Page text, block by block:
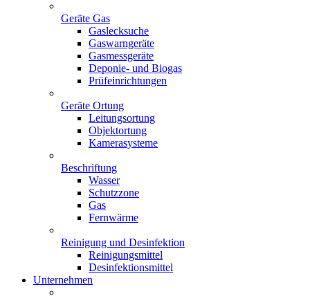
Geräte Gas
Gaslecksuche
Gaswarngeräte
Gasmessgeräte
Deponie- und Biogas
Prüfeinrichtungen
Geräte Ortung
Leitungsortung
Objektortung
Kamerasysteme
Beschriftung
Wasser
Schutzzone
Gas
Fernwärme
Reinigung und Desinfektion
Reinigungsmittel
Desinfektionsmittel
Unternehmen